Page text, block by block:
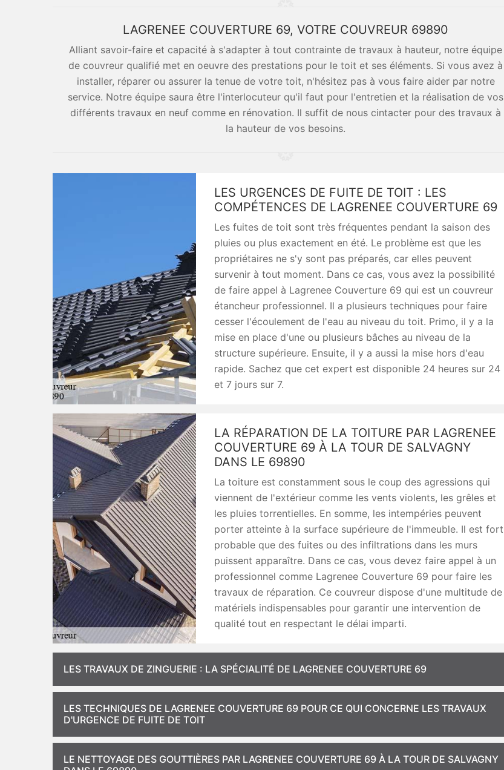
LAGRENEE COUVERTURE 69, VOTRE COUVREUR 69890
Alliant savoir-faire et capacité à s'adapter à tout contrainte de travaux à hauteur, notre équipe
de couvreur qualifié met en oeuvre des prestations pour le toit et ses éléments. Si vous avez à
installer, réparer ou assurer la tenue de votre toit, n'hésitez pas à vous faire aider par notre
service. Notre équipe saura être l'interlocuteur qu'il faut pour l'entretien et la réalisation de vos
différents travaux en neuf comme en rénovation. Il suffit de nous cintacter pour des travaux à
la hauteur de vos besoins.
LES URGENCES DE FUITE DE TOIT : LES
COMPÉTENCES DE LAGRENEE COUVERTURE 69
Les fuites de toit sont très fréquentes pendant la saison des
pluies ou plus exactement en été. Le problème est que les
propriétaires ne s'y sont pas préparés, car elles peuvent
survenir à tout moment. Dans ce cas, vous avez la possibilité
de faire appel à Lagrenee Couverture 69 qui est un couvreur
étancheur professionnel. Il a plusieurs techniques pour faire
cesser l'écoulement de l'eau au niveau du toit. Primo, il y a la
mise en place d'une ou plusieurs bâches au niveau de la
structure supérieure. Ensuite, il y a aussi la mise hors d'eau
rapide. Sachez que cet expert est disponible 24 heures sur 24
et 7 jours sur 7.
LA RÉPARATION DE LA TOITURE PAR LAGRENEE
COUVERTURE 69 À LA TOUR DE SALVAGNY
DANS LE 69890
La toiture est constamment sous le coup des agressions qui
viennent de l'extérieur comme les vents violents, les grêles et
les pluies torrentielles. En somme, les intempéries peuvent
porter atteinte à la surface supérieure de l'immeuble. Il est fort
probable que des fuites ou des infiltrations dans les murs
puissent apparaître. Dans ce cas, vous devez faire appel à un
professionnel comme Lagrenee Couverture 69 pour faire les
travaux de réparation. Ce couvreur dispose d'une multitude de
matériels indispensables pour garantir une intervention de
qualité tout en respectant le délai imparti.
LES TRAVAUX DE ZINGUERIE : LA SPÉCIALITÉ DE LAGRENEE COUVERTURE 69
LES TECHNIQUES DE LAGRENEE COUVERTURE 69 POUR CE QUI CONCERNE LES TRAVAUX
D'URGENCE DE FUITE DE TOIT
LE NETTOYAGE DES GOUTTIÈRES PAR LAGRENEE COUVERTURE 69 À LA TOUR DE SALVAGNY